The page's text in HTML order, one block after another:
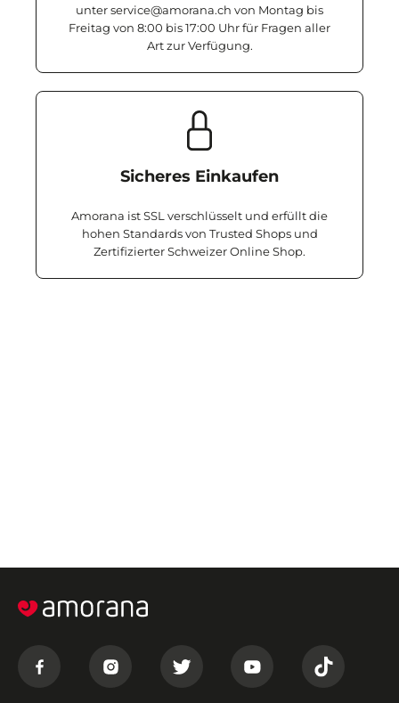
unter service@amorana.ch von Montag bis
Freitag von 8:00 bis 17:00 Uhr für Fragen aller
Art zur Verfügung.
Sicheres Einkaufen
Amorana ist SSL verschlüsselt und erfüllt die
hohen Standards von Trusted Shops und
Zertifizierter Schweizer Online Shop.